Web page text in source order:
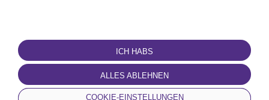
ICH HABS
ALLES ABLEHNEN
COOKIE-EINSTELLUNGEN
NUTZUNGSBEDINGUNGEN
Geschäftsbedingungen
Datenschutz-
Bestimmungen
Cookie-Richtlinie
LADEN SIE DIE APP
HERUNTER